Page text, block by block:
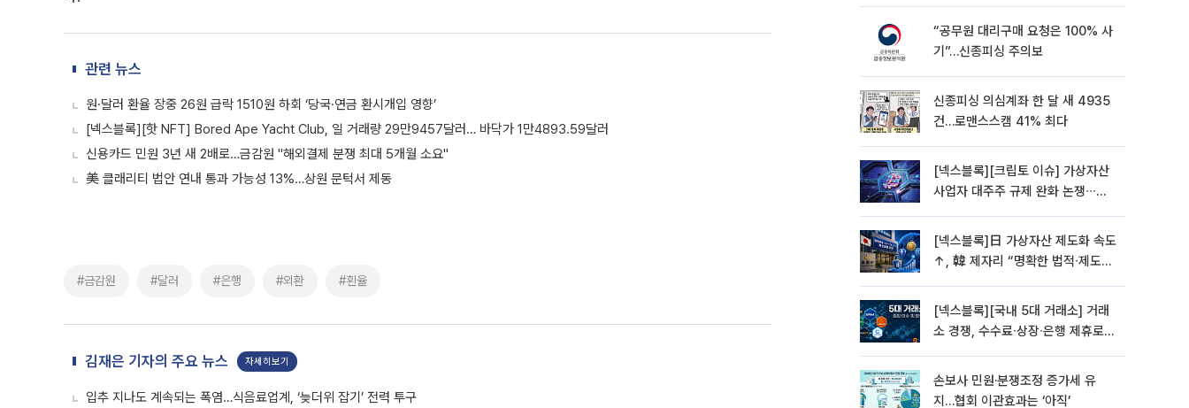
관련 뉴스
원·달러 환율 장중 26원 급락 1510원 하회 ‘당국·연금 환시개입 영향’
[넥스블록][핫 NFT] Bored Ape Yacht Club, 일 거래량 29만9457달러… 바닥가 1만4893.59달러
신용카드 민원 3년 새 2배로…금감원 "해외결제 분쟁 최대 5개월 소요"
美 클래리티 법안 연내 통과 가능성 13%…상원 문턱서 제동
#금감원 #달러 #은행 #외환 #횐율
김재은 기자의 주요 뉴스 자세히보기
입추 지나도 계속되는 폭염…식음료업계, ‘늦더위 잡기’ 전력 투구
“공무원 대리구매 요청은 100% 사
기”…신종피싱 주의보
신종피싱 의심계좌 한 달 새 4935
건…로맨스스캠 41% 최다
[넥스블록][크립토 이슈] 가상자산
사업자 대주주 규제 완화 논쟁∙∙∙거
[넥스블록]日 가상자산 제도화 속도
↑, 韓 제자리 “명확한 법적∙제도적
[넥스블록][국내 5대 거래소] 거래
소 경쟁, 수수료∙상장∙은행 제휴로
손보사 민원·분쟁조정 증가세 유
지…협회 이관효과는 ‘아직’